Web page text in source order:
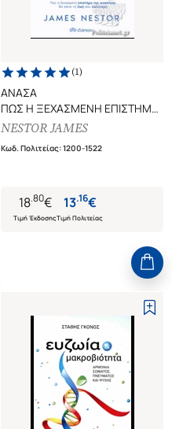
(1)
ΑΝΑΣΑ
ΠΩΣ Η ΞΕΧΑΣΜΕΝΗ ΕΠΙΣΤΗΜΗ
ΤΗΣ ΑΝΑΠΝΟΗΣ ΘΑ ΚΑΝΕΙ ΤΗ
NESTOR JAMES
Κωδ. Πολιτείας:1200-1522
18.80€
Τιμή Έκδοσης
13.16€
Τιμή Πολιτείας